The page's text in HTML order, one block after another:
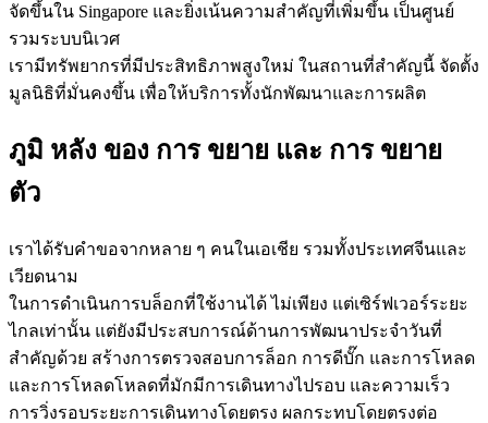
จัดขึ้นใน Singapore และยิ่งเน้นความสําคัญที่เพิ่มขึ้น เป็นศูนย์
รวมระบบนิเวศ
เรามีทรัพยากรที่มีประสิทธิภาพสูงใหม่ ในสถานที่สําคัญนี้ จัดตั้ง
มูลนิธิที่มั่นคงขึ้น เพื่อให้บริการทั้งนักพัฒนาและการผลิต
ภูมิ หลัง ของ การ ขยาย และ การ ขยาย
ตัว
เราได้รับคําขอจากหลาย ๆ คนในเอเชีย รวมทั้งประเทศจีนและ
เวียดนาม
ในการดําเนินการบล็อกที่ใช้งานได้ ไม่เพียง แต่เซิร์ฟเวอร์ระยะ
ไกลเท่านั้น แต่ยังมีประสบการณ์ด้านการพัฒนาประจําวันที่
สําคัญด้วย สร้างการตรวจสอบการล็อก การดีบั๊ก และการโหลด
และการโหลดโหลดที่มักมีการเดินทางไปรอบ และความเร็ว
การวิ่งรอบระยะการเดินทางโดยตรง ผลกระทบโดยตรงต่อ